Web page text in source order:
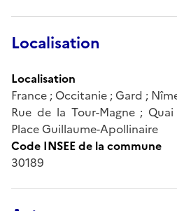
Localisation
Localisation
France ; Occitanie ; Gard ;
Rue de la Tour-Magne ;
Place Guillaume-Apollinaire
Code INSEE de la commune
30189